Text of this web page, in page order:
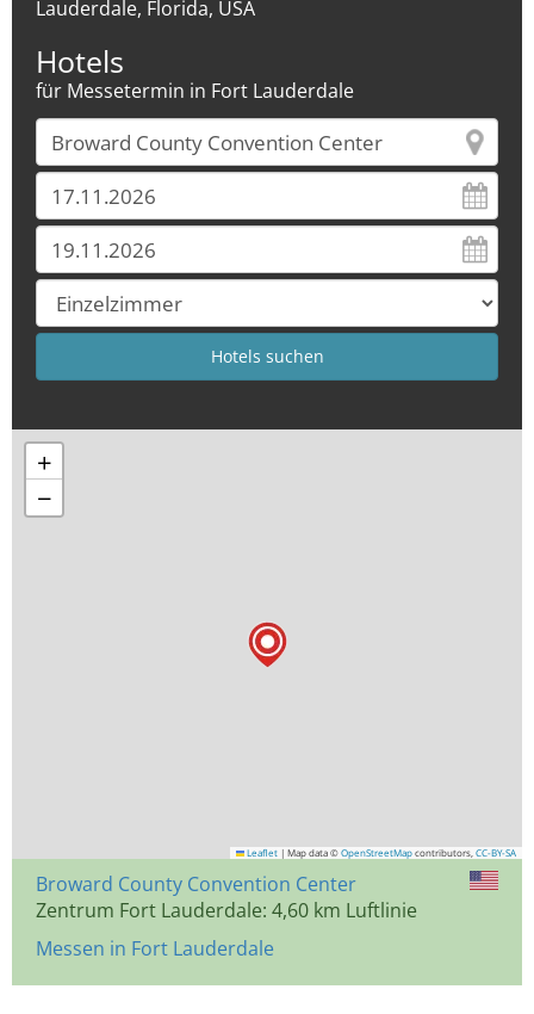
Lauderdale, Florida, USA
Hotels
für Messetermin in Fort Lauderdale
+
−
Leaflet | Map data © OpenStreetMap contributors, CC-BY-SA
Broward County Convention Center
Zentrum Fort Lauderdale: 4,60 km Luftlinie
Messen in Fort Lauderdale